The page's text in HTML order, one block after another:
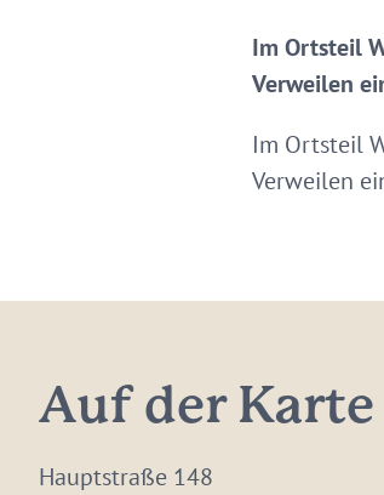
Im Ortsteil
Verweilen
Im Ortsteil
Verweilen
Auf der Karte
Hauptstraße 148